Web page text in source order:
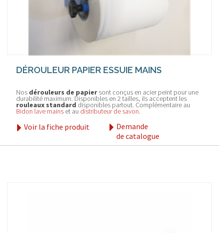
DÉROULEUR PAPIER ESSUIE MAINS
Nos dérouleurs de papier sont conçus en acier peint pour une
durabilité maximum. Disponibles en 2 tailles, ils acceptent les
rouleaux standard disponibles partout. Complémentaire au
Bidon lave mains et au distributeur de savon.
Voir la fiche produit
Demande
de catalogue